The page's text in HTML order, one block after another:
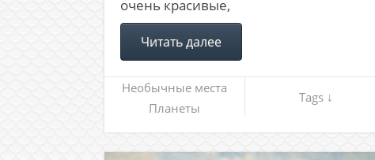
очень красивые,
Читать далее
Необычные места
Планеты
Tags ↓